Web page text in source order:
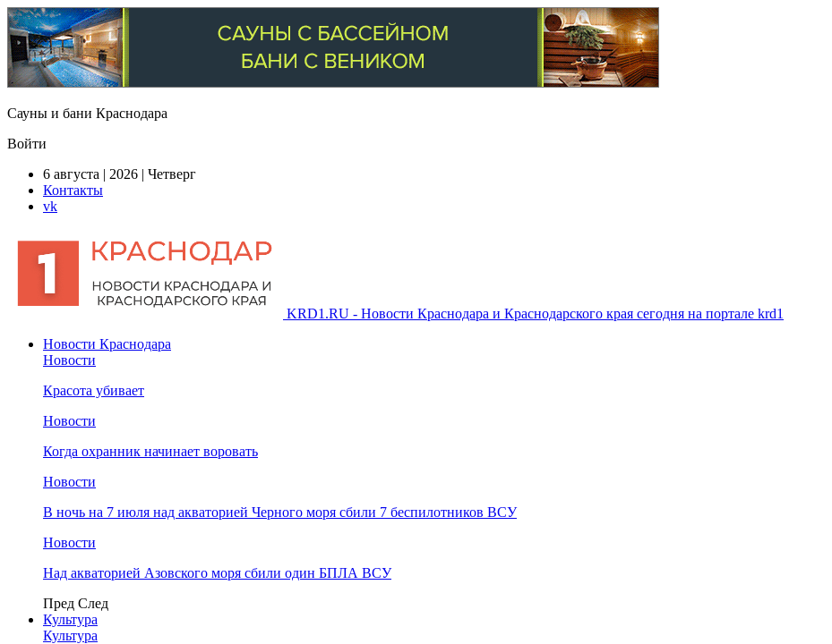
Сауны и бани Краснодара
Войти
6 августа | 2026 | Четверг
Контакты
vk
KRD1.RU - Новости Краснодара и Краснодарского края сегодня на портале krd1
Новости Краснодара
Новости
Красота убивает
Новости
Когда охранник начинает воровать
Новости
В ночь на 7 июля над акваторией Черного моря сбили 7 беспилотников ВСУ
Новости
Над акваторией Азовского моря сбили один БПЛА ВСУ
Пред След
Культура
Культура